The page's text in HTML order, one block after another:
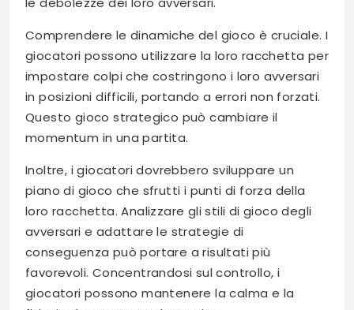
Comprendere le dinamiche del gioco è cruciale. I
giocatori possono utilizzare la loro racchetta per
impostare colpi che costringono i loro avversari
in posizioni difficili, portando a errori non forzati.
Questo gioco strategico può cambiare il
momentum in una partita.
Inoltre, i giocatori dovrebbero sviluppare un
piano di gioco che sfrutti i punti di forza della
loro racchetta. Analizzare gli stili di gioco degli
avversari e adattare le strategie di
conseguenza può portare a risultati più
favorevoli. Concentrandosi sul controllo, i
giocatori possono mantenere la calma e la